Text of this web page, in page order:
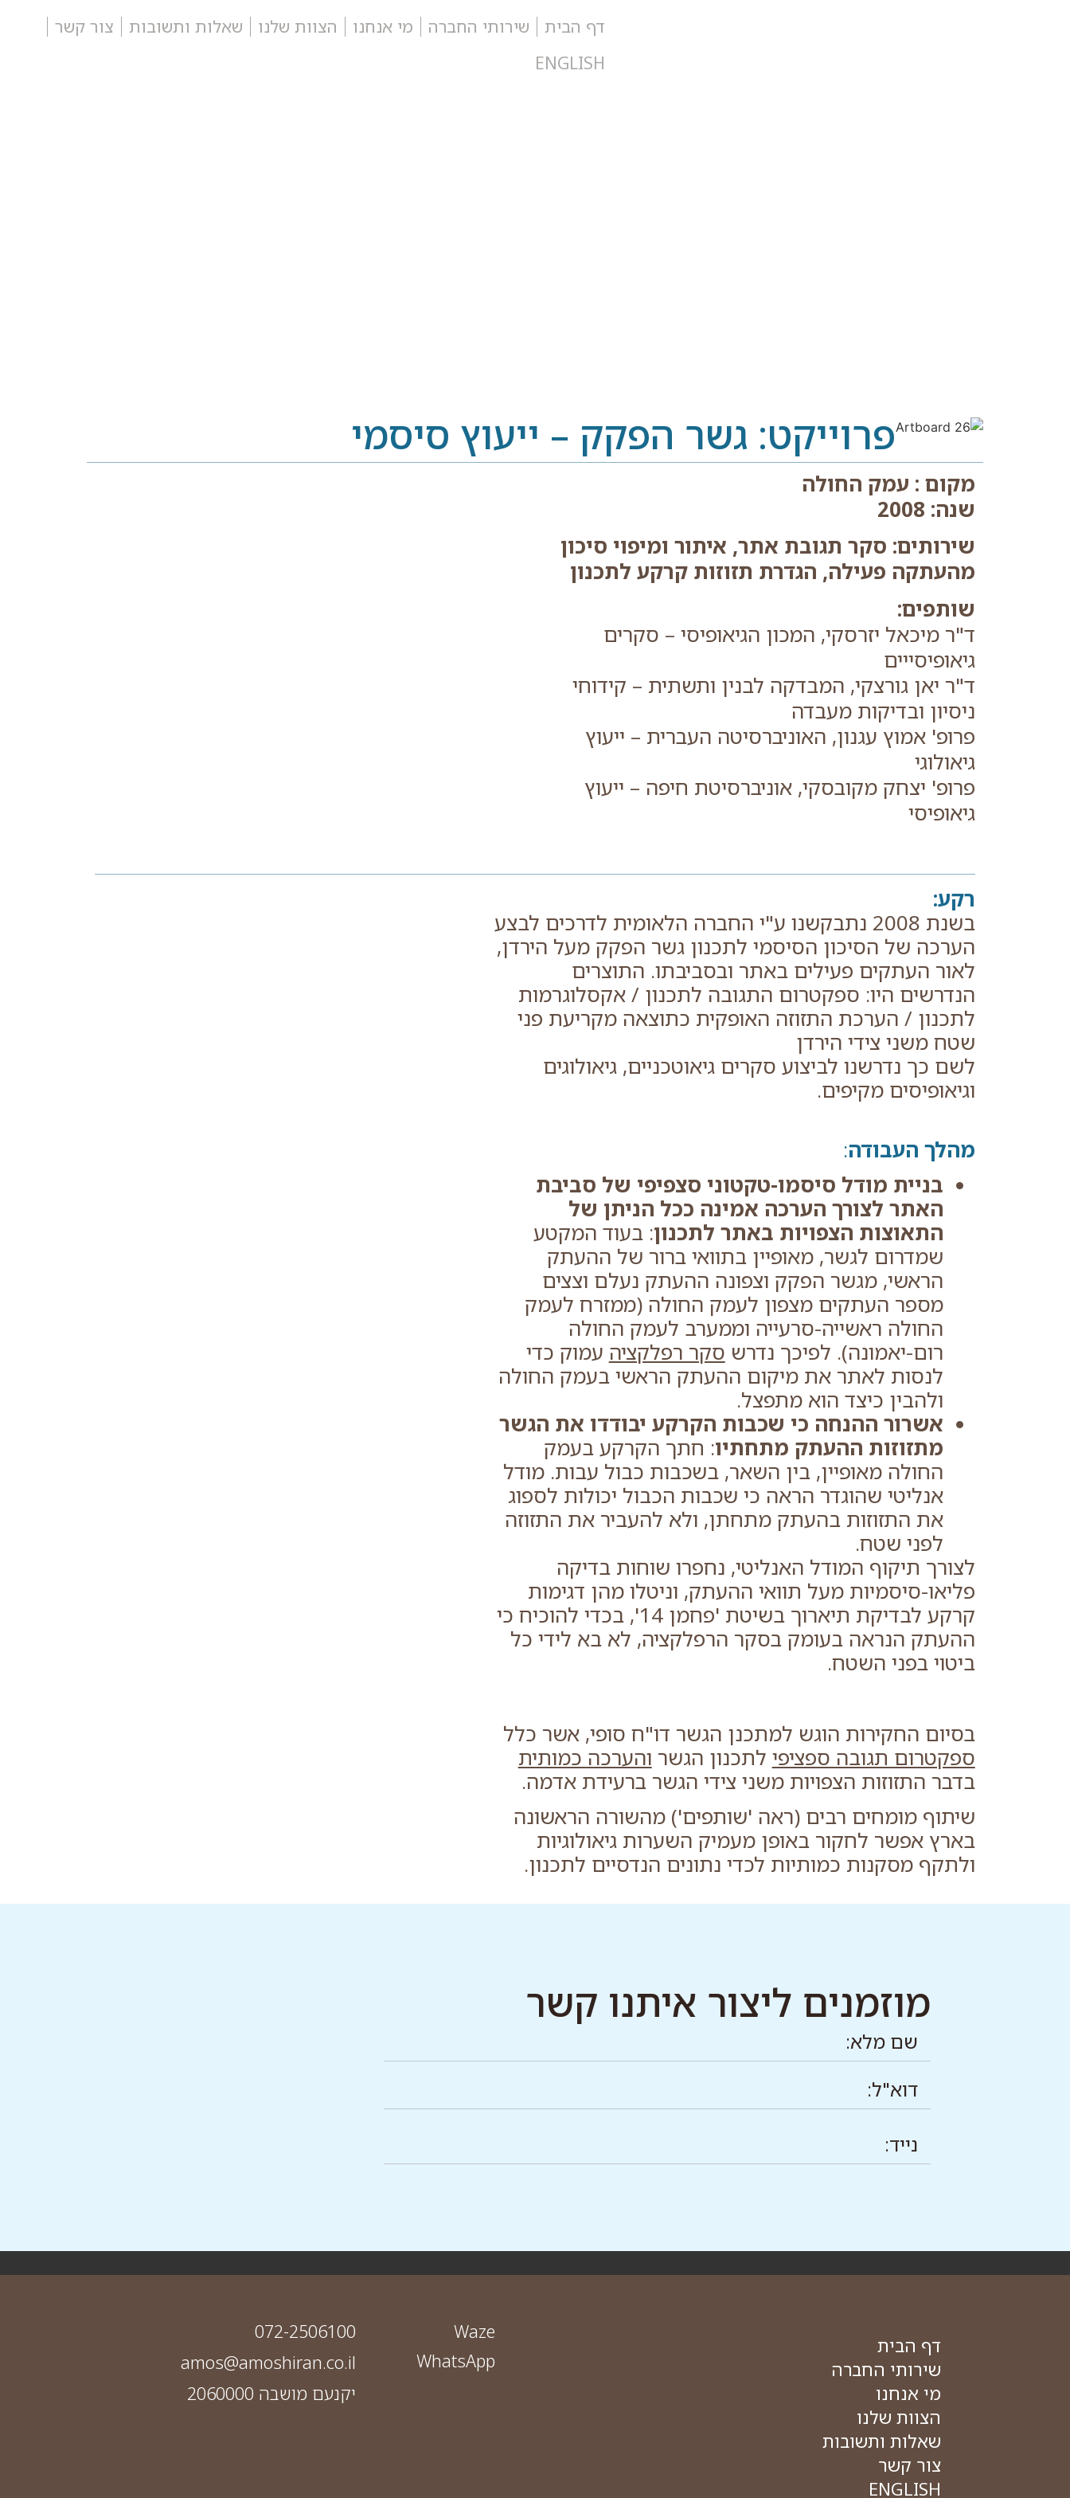
דף הבית שירותי החברה מי אנחנו הצוות שלנו שאלות ותשובות
צור קשר
ENGLISH
פרוייקט: גשר הפקק – ייעוץ סיסמי
מקום : עמק החולה
שנה: 2008
שירותים: סקר תגובת אתר, איתור ומיפוי סיכון
מהעתקה פעילה, הגדרת תזוזות קרקע לתכנון
שותפים:
ד"ר מיכאל יזרסקי, המכון הגיאופיסי – סקרים
גיאופיסייים
ד"ר יאן גורצקי, המבדקה לבנין ותשתית – קידוחי
ניסיון ובדיקות מעבדה
פרופ' אמוץ עגנון, האוניברסיטה העברית – ייעוץ
גיאולוגי
פרופ' יצחק מקובסקי, אוניברסיטת חיפה – ייעוץ
גיאופיסי
רקע:
בשנת 2008 נתבקשנו ע"י החברה הלאומית לדרכים לבצע
הערכה של הסיכון הסיסמי לתכנון גשר הפקק מעל הירדן,
לאור העתקים פעילים באתר ובסביבתו. התוצרים
הנדרשים היו: ספקטרום התגובה לתכנון / אקסלוגרמות
לתכנון / הערכת התזוזה האופקית כתוצאה מקריעת פני
שטח משני צידי הירדן
לשם כך נדרשנו לביצוע סקרים גיאוטכניים, גיאולוגים
וגיאופיסים מקיפים.
מהלך העבודה:
בניית מודל סיסמו-טקטוני סצפיפי של סביבת
האתר לצורך הערכה אמינה ככל הניתן של
התאוצות הצפויות באתר לתכנון: בעוד המקטע
שמדרום לגשר, מאופיין בתוואי ברור של ההעתק
הראשי, מגשר הפקק וצפונה ההעתק נעלם וצצים
מספר העתקים מצפון לעמק החולה (ממזרח לעמק
החולה ראשייה-סרעייה וממערב לעמק החולה
רום-יאמונה). לפיכך נדרש סקר רפלקציה עמוק כדי
לנסות לאתר את מיקום ההעתק הראשי בעמק החולה
ולהבין כיצד הוא מתפצל.
אשרור ההנחה כי שכבות הקרקע יבודדו את הגשר
מתזוזות ההעתק מתחתיו: חתך הקרקע בעמק
החולה מאופיין, בין השאר, בשכבות כבול עבות. מודל
אנליטי שהוגדר הראה כי שכבות הכבול יכולות לספוג
את התזוזות בהעתק מתחתן, ולא להעביר את התזוזה
לפני שטח.
לצורך תיקוף המודל האנליטי, נחפרו שוחות בדיקה
פליאו-סיסמיות מעל תוואי ההעתק, וניטלו מהן דגימות
קרקע לבדיקת תיארוך בשיטת 'פחמן 14', בכדי להוכיח כי
ההעתק הנראה בעומק בסקר הרפלקציה, לא בא לידי כל
ביטוי בפני השטח.
בסיום החקירות הוגש למתכנן הגשר דו"ח סופי, אשר כלל
ספקטרום תגובה ספציפי לתכנון הגשר והערכה כמותית
בדבר התזוזות הצפויות משני צידי הגשר ברעידת אדמה.
שיתוף מומחים רבים (ראה 'שותפים') מהשורה הראשונה
בארץ אפשר לחקור באופן מעמיק השערות גיאולוגיות
ולתקף מסקנות כמותיות לכדי נתונים הנדסיים לתכנון.
מוזמנים ליצור איתנו קשר
דף הבית
שירותי החברה
מי אנחנו
הצוות שלנו
שאלות ותשובות
צור קשר
ENGLISH
Waze
WhatsApp
072-2506100
amos@amoshiran.co.il
יקנעם מושבה 2060000